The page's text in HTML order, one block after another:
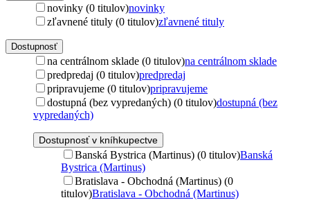
novinky (0 titulov)novinky
zľavnené tituly (0 titulov)zľavnené tituly
Dostupnosť
na centrálnom sklade (0 titulov)na centrálnom sklade
predpredaj (0 titulov)predpredaj
pripravujeme (0 titulov)pripravujeme
dostupná (bez vypredaných) (0 titulov)dostupná (bez
vypredaných)
Dostupnosť v kníhkupectve
Banská Bystrica (Martinus) (0 titulov)Banská
Bystrica (Martinus)
Bratislava - Obchodná (Martinus) (0
titulov)Bratislava - Obchodná (Martinus)